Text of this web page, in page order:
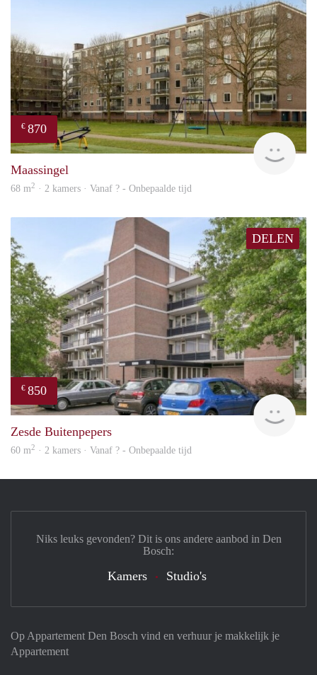
€ 870
Maassingel
68 m2 · 2 kamers · Vanaf ? - Onbepaalde tijd
DELEN
€ 850
Zesde Buitenpepers
60 m2 · 2 kamers · Vanaf ? - Onbepaalde tijd
Op Appartement Den Bosch vind en verhuur je makkelijk je
Appartement
Niks leuks gevonden? Dit is ons andere aanbod in Den
Bosch:
Kamers Studio's